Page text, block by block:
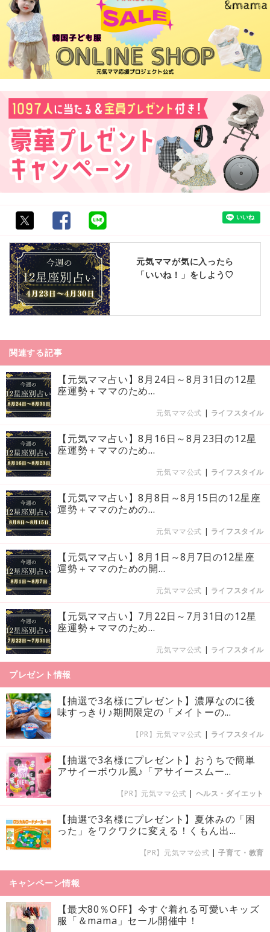
元気ママが気に入ったら
「いいね！」をしよう♡
関連する記事
【元気ママ占い】8月24日～8月31日の12星
座運勢＋ママのため...
元気ママ公式 | ライフスタイル
【元気ママ占い】8月16日～8月23日の12星
座運勢＋ママのため...
元気ママ公式 | ライフスタイル
【元気ママ占い】8月8日～8月15日の12星座
運勢＋ママのための...
元気ママ公式 | ライフスタイル
【元気ママ占い】8月1日～8月7日の12星座
運勢＋ママのための開...
元気ママ公式 | ライフスタイル
【元気ママ占い】7月22日～7月31日の12星
座運勢＋ママのため...
元気ママ公式 | ライフスタイル
プレゼント情報
【抽選で3名様にプレゼント】濃厚なのに後
味すっきり♪期間限定の「メイトーの...
【PR】元気ママ公式 | ライフスタイル
【抽選で3名様にプレゼント】おうちで簡単
アサイーボウル風♪「アサイースムー...
【PR】元気ママ公式 | ヘルス・ダイエット
【抽選で3名様にプレゼント】夏休みの「困
った」をワクワクに変える！くもん出...
【PR】元気ママ公式 |子育て・教育
キャンペーン情報
【最大80％OFF】今すぐ着れる可愛いキッズ
服「＆mama」セール開催中！